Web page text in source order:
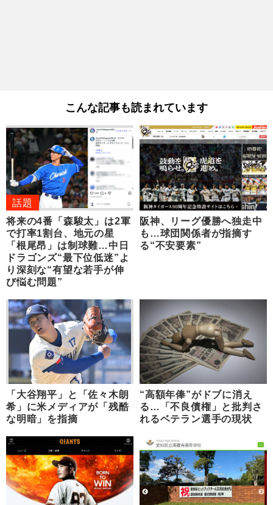
こんな記事も読まれています
話題
将来の4番「森駿太」は2軍
で打率1割台、地元の星
「根尾昂」は制球難…中日
ドラゴンズ“最下位低迷”よ
り深刻な“有望な若手が伸
び悩む問題”
阪神、リーグ優勝へ独走中
も…球団関係者が指摘す
る“不安要素”
「大谷翔平」と「佐々木朗
希」に米メディアが「残酷
な明暗」を指摘
“高額年俸”がドブに消え
る…「不良債権」と批判さ
れるベテラン選手の現状